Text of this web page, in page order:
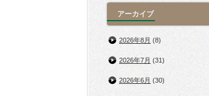
アーカイブ
2026年8月 (8)
2026年7月 (31)
2026年6月 (30)